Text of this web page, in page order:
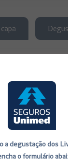
de la
o antisoc
de
el cualquier plan
a degustação dos
o formulário